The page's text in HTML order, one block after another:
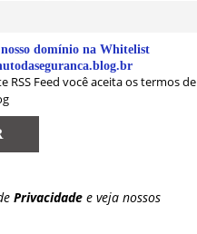
domínio na Whitelist
RSS Feed você aceita os termos de
Privacidade e veja nossos